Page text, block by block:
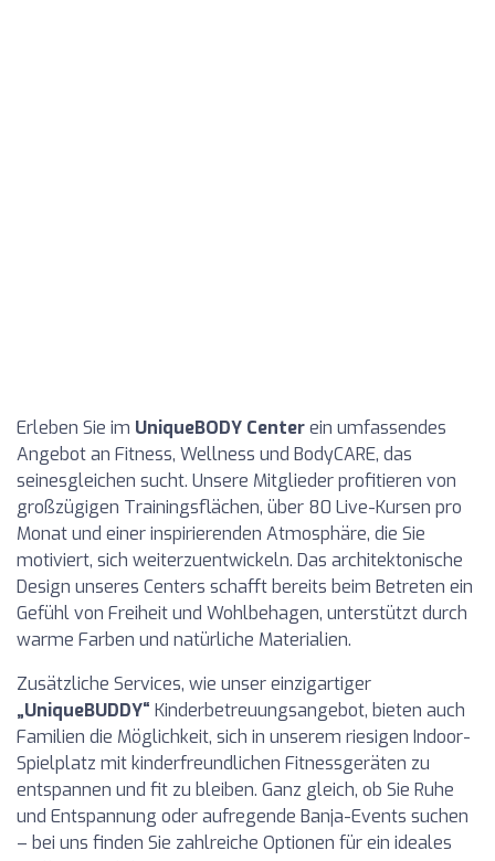
Erleben Sie im UniqueBODY Centerein umfassendes
Angebot an Fitness, Wellness und BodyCARE, das
seinesgleichen sucht. Unsere Mitglieder profitieren von
großzügigen Trainingsflächen, über 80 Live-Kursen pro
Monat und einer inspirierenden Atmosphäre, die Sie
motiviert, sich weiterzuentwickeln. Das architektonische
Design unseres Centers schafft bereits beim Betreten ein
Gefühl von Freiheit und Wohlbehagen, unterstützt durch
warme Farben und natürliche Materialien.
Zusätzliche Services, wie unser einzigartiger
„UniqueBUDDY“ Kinderbetreuungsangebot, bieten auch
Familien die Möglichkeit, sich in unserem riesigen Indoor-
Spielplatz mit kinderfreundlichen Fitnessgeräten zu
entspannen und fit zu bleiben. Ganz gleich, ob Sie Ruhe
und Entspannung oder aufregende Banja-Events suchen
– bei uns finden Sie zahlreiche Optionen für ein ideales